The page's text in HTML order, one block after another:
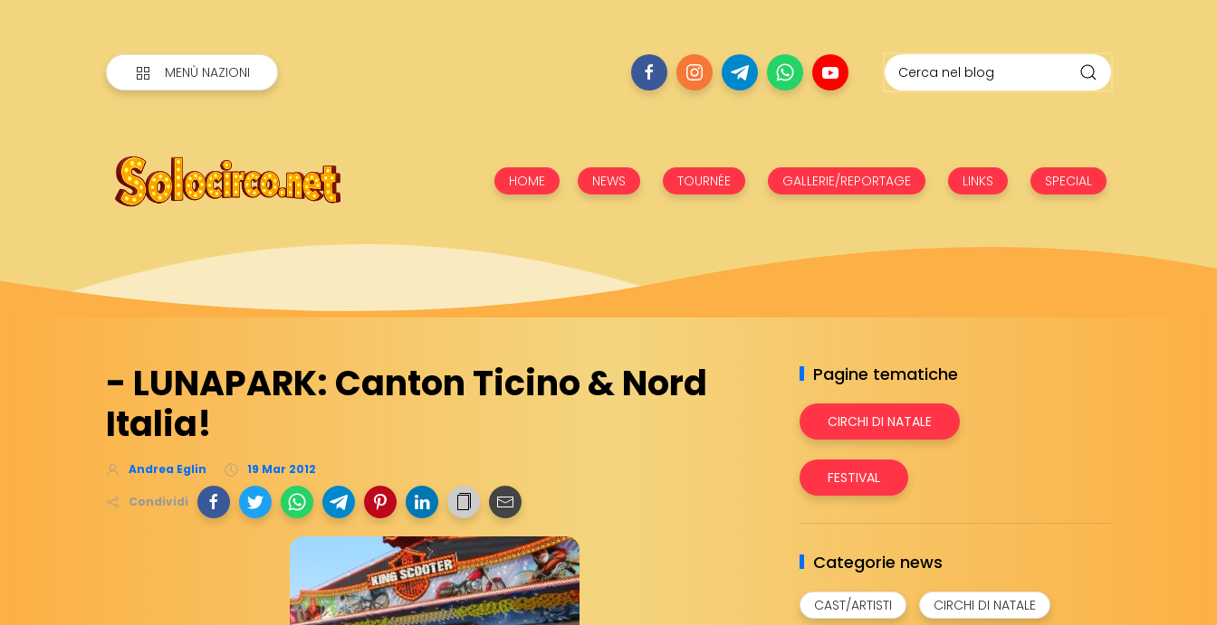
MENÙ NAZIONI
HOME NEWS TOURNÉE GALLERIE/REPORTAGE LINKS SPECIAL
- LUNAPARK: Canton Ticino & Nord
Italia!
Andrea Eglin 19 Mar 2012
Condividi
Pagine tematiche
CIRCHI DI NATALE
FESTIVAL
Categorie news
CAST/ARTISTI
CIRCHI DI NATALE